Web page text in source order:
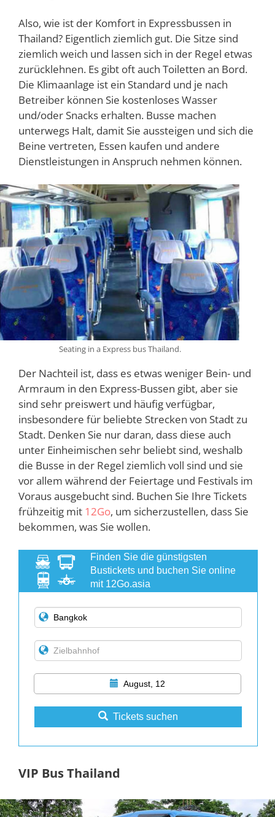
Also, wie ist der Komfort in Expressbussen in
Thailand? Eigentlich ziemlich gut. Die Sitze sind
ziemlich weich und lassen sich in der Regel etwas
zurücklehnen. Es gibt oft auch Toiletten an Bord.
Die Klimaanlage ist ein Standard und je nach
Betreiber können Sie kostenloses Wasser
und/oder Snacks erhalten. Busse machen
unterwegs Halt, damit Sie aussteigen und sich die
Beine vertreten, Essen kaufen und andere
Dienstleistungen in Anspruch nehmen können.
Seating in a Express bus Thailand.
Der Nachteil ist, dass es etwas weniger Bein- und
Armraum in den Express-Bussen gibt, aber sie
sind sehr preiswert und häufig verfügbar,
insbesondere für beliebte Strecken von Stadt zu
Stadt. Denken Sie nur daran, dass diese auch
unter Einheimischen sehr beliebt sind, weshalb
die Busse in der Regel ziemlich voll sind und sie
vor allem während der Feiertage und Festivals im
Voraus ausgebucht sind. Buchen Sie Ihre Tickets
frühzeitig mit 12Go, um sicherzustellen, dass Sie
bekommen, was Sie wollen.
Finden Sie die günstigsten
Bustickets und buchen Sie online
mit 12Go.asia
August, 12
Tickets suchen
VIP Bus Thailand